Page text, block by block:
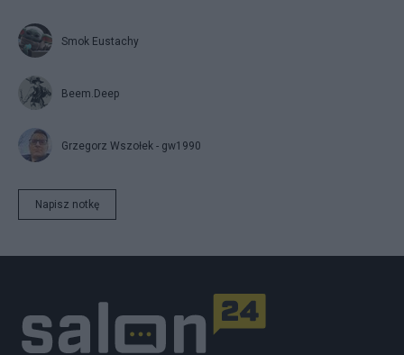
Smok Eustachy
Beem.Deep
Grzegorz Wszołek - gw1990
Napisz notkę